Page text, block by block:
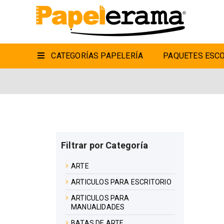
CATEGORÍAS PAPELERÍA PAQUETES
Filtrar por Categoría
ARTE
ARTICULOS PARA ESCRITORIO
ARTICULOS PARA
MANUALIDADES